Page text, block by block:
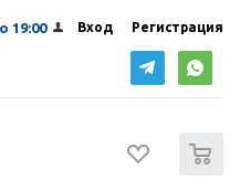
Вход Регистрация
19:00